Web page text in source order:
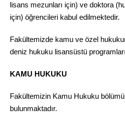
lisans mezunları için) ve doktora
için) öğrencileri kabul edilmektedir.
Fakültemizde kamu ve özel
deniz hukuku lisansüstü
KAMU HUKUKU
Fakültemizin Kamu Hukuku
bulunmaktadır.